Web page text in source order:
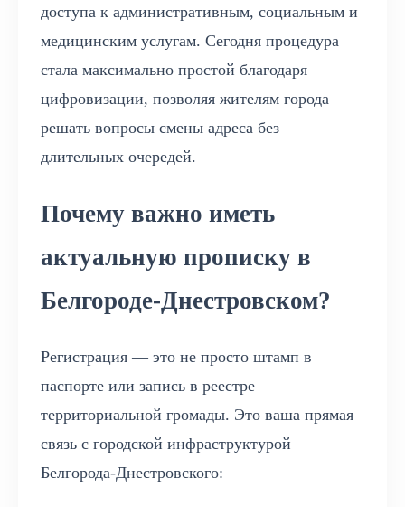
доступа к административным, социальным и
медицинским услугам. Сегодня процедура
стала максимально простой благодаря
цифровизации, позволяя жителям города
решать вопросы смены адреса без
длительных очередей.
Почему важно иметь
актуальную прописку в
Белгороде-Днестровском?
Регистрация — это не просто штамп в
паспорте или запись в реестре
территориальной громады. Это ваша прямая
связь с городской инфраструктурой
Белгорода-Днестровского: